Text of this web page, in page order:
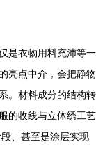
是衣物用料充沛等一
亮点中介，会把静物
。材料成分的结构转
的收线与立体绣工艺
、甚至是涂层实现